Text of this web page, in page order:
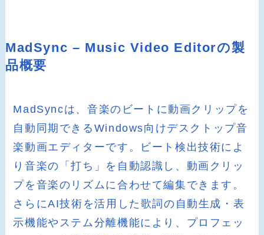
MadSync – Music Video Editorの製
品概要
MadSyncは、音楽のビートに動画クリップを
自動同期できるWindows向けデスクトップ音
楽動画エディターです。ビート検出技術によ
り音楽の「打ち」を自動認識し、動画クリッ
プを音楽のリズムに合わせて編集できます。
さらにAI技術を活用した歌詞の自動生成・表
示機能やステム分離機能により、プロフェッ